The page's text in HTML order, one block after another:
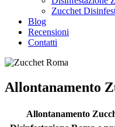
Zucchet
Blog
Recensioni
Contatti
Allontanamento
Allontanamento